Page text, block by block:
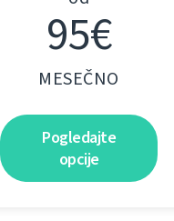
95€
MESEČNO
Pogledajte
opcije